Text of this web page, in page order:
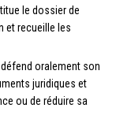
le dossier de
et recueille les
défend oralement son
juridiques et
ou de réduire sa